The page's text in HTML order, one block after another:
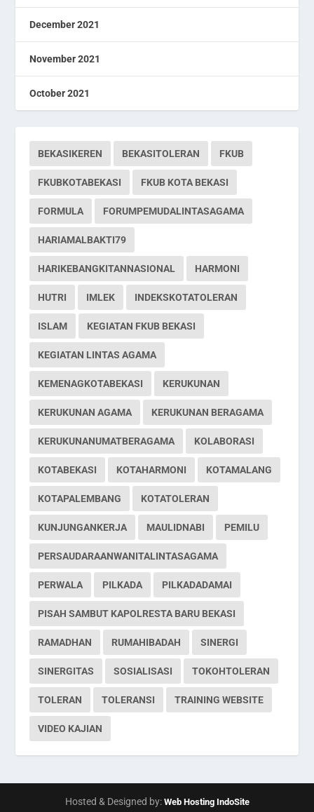
December 2021
November 2021
October 2021
BEKASIKEREN BEKASITOLERAN FKUB
FKUBKOTABEKASI FKUB KOTA BEKASI
FORMULA FORUMPEMUDALINTASAGAMA
HARIAMALBAKTI79
HARIKEBANGKITANNASIONAL HARMONI
HUTRI IMLEK INDEKSKOTATOLERAN
ISLAM KEGIATAN FKUB BEKASI
KEGIATAN LINTAS AGAMA
KEMENAGKOTABEKASI KERUKUNAN
KERUKUNAN AGAMA KERUKUNAN BERAGAMA
KERUKUNANUMATBERAGAMA KOLABORASI
KOTABEKASI KOTAHARMONI KOTAMALANG
KOTAPALEMBANG KOTATOLERAN
KUNJUNGANKERJA MAULIDNABI PEMILU
PERSAUDARAANWANITALINTASAGAMA
PERWALA PILKADA PILKADADAMAI
PISAH SAMBUT KAPOLRESTA BARU BEKASI
RAMADHAN RUMAHIBADAH SINERGI
SINERGITAS SOSIALISASI TOKOHTOLERAN
TOLERAN TOLERANSI TRAINING WEBSITE
VIDEO KAJIAN
Hosted & Designed by: Web Hosting IndoSite